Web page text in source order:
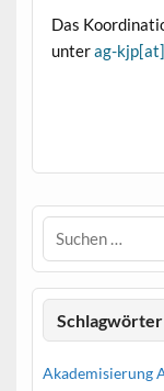
Das
unterag-
Schlagwörter
Akademisierung